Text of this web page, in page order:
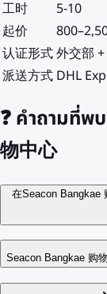
工时
5-10
起价
认证形式外交部
派送方式 DHL
❓คำถามที่พ
物中心
在Seacon Bangkae
Seacon Bangkae 购